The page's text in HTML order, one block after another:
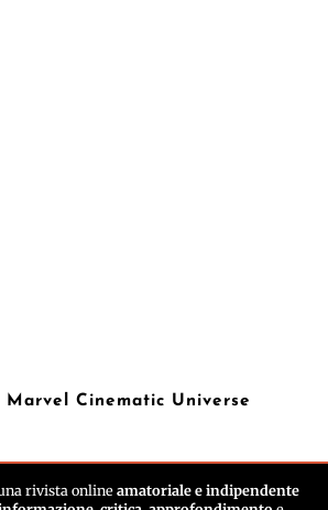
Cinematic Universe
rivista online amatoriale e indipendente